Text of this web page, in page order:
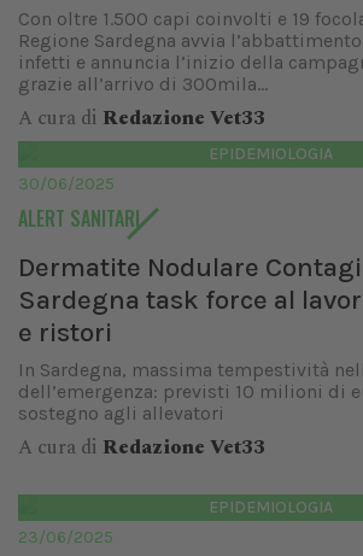
Con oltre 1.500 capi coinvolti e 19
Regione Sardegna avvia
infetti e annuncia l’inizio della
grazie all’arrivo di 300mila...
A cura di Redazione Vet33
EPIDEMIOLOGIA
30/06/2025
ALERT SANITARI
Dermatite Nodulare
Sardegna task force al
e ristori
In Sardegna, massima tempestività
dell’emergenza: previsti 10 milioni di
sostegno agli allevatori
A cura di Redazione Vet33
EPIDEMIOLOGIA
23/06/2025